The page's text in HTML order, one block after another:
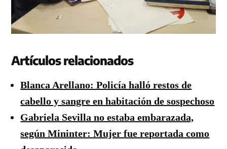
Artículos relacionados
Blanca Arellano: Policía halló restos de
cabello y sangre en habitación de sospechoso
Gabriela Sevilla no estaba embarazada,
según Mininter: Mujer fue reportada como